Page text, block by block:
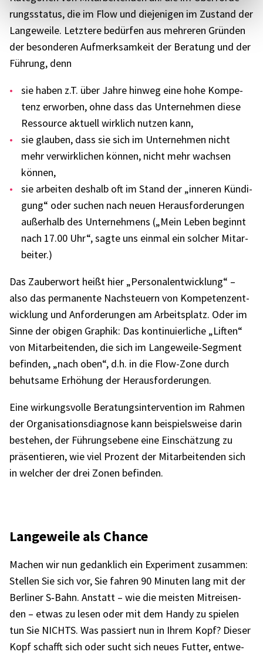
rungs­sta­tus, die im Flow und dieje­ni­gen im Zustand der
Lange­weile. Letz­tere bedür­fen aus mehre­ren Grün­den
der beson­de­ren Aufmerk­sam­keit der Bera­tung und der
Führung, denn
sie haben z.T. über Jahre hinweg eine hohe Kompe­
tenz erwor­ben, ohne dass das Unter­neh­men diese
Ressource aktu­ell wirk­lich nutzen kann,
sie glau­ben, dass sie sich im Unter­neh­men nicht
mehr verwirk­li­chen können, nicht mehr wach­sen
können,
sie arbei­ten deshalb oft im Stand der „inne­ren Kündi­
gung“ oder suchen nach neuen Heraus­for­de­run­gen
außer­halb des Unter­neh­mens („Mein Leben beginnt
nach 17.00 Uhr“, sagte uns einmal ein solcher Mitar­
bei­ter.)
Das Zauber­wort heißt hier „Perso­nal­ent­wick­lung“ –
also das perma­nente Nach­steu­ern von Kompe­tenz­ent­
wick­lung und Anfor­de­run­gen am Arbeits­platz. Oder im
Sinne der obigen Graphik: Das konti­nu­ier­li­che „Liften“
von Mitar­bei­ten­den, die sich im Lange­weile-Segment
befin­den, „nach oben“, d.h. in die Flow-Zone durch
behut­same Erhö­hung der Heraus­for­de­run­gen.
Eine wirkungs­volle Bera­tungs­in­ter­ven­tion im Rahmen
der Orga­ni­sa­ti­ons­dia­gnose kann beispiels­weise darin
bestehen, der Führungs­ebene eine Einschät­zung zu
präsen­tie­ren, wie viel Prozent der Mitar­bei­ten­den sich
in welcher der drei Zonen befin­den.
Lange­weile als Chance
Machen wir nun gedank­lich ein Expe­ri­ment zusam­men:
Stel­len Sie sich vor, Sie fahren 90 Minu­ten lang mit der
Berli­ner S‑Bahn. Anstatt – wie die meis­ten Mitrei­sen­
den – etwas zu lesen oder mit dem Handy zu spie­len
tun Sie NICHTS. Was passiert nun in Ihrem Kopf? Dieser
Kopf schafft sich oder sucht sich neues Futter, entwe­